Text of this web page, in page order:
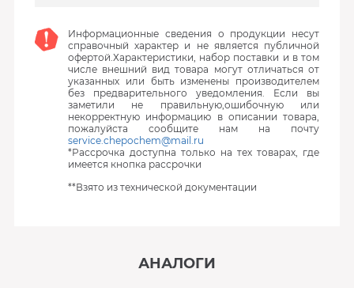
Информационные сведения о продукции несут
справочный характер и не является публичной
офертой.Характеристики, набор поставки и в том
числе внешний вид товара могут отличаться от
указанных или быть изменены производителем
без предварительного уведомления. Если вы
заметили не правильную,ошибочную или
некорректную информацию в описании товара,
пожалуйста сообщите нам на почту
service.chepochem@mail.ru
*Рассрочка доступна только на тех товарах, где
имеется кнопка рассрочки
**Взято из технической документации
АНАЛОГИ